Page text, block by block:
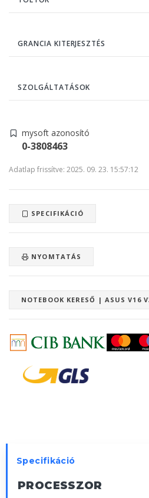
GRANCIA KITERJESZTÉS
SZOLGÁLTATÁSOK
mysoft azonosító
0-3808463
Adatlap frissítve: 2025. 09. 23. 15:57:12
SPECIFIKÁCIÓ
NYOMTATÁS
NOTEBOOK KERESŐ | ASUS V16
Specifikáció
PROCESSZOR